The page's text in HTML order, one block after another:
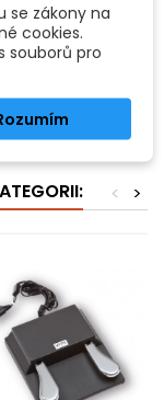
>
<
se zákony na
cookies.
souborů pro